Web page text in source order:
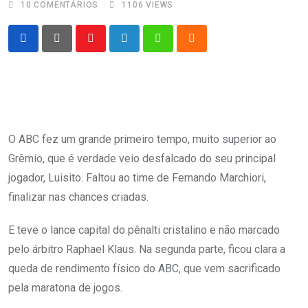
10 COMENTÁRIOS 1106 VIEWS
O ABC fez um grande primeiro tempo, muito superior ao
Grêmio, que é verdade veio desfalcado do seu principal
jogador, Luisito. Faltou ao time de Fernando Marchiori,
finalizar nas chances criadas.
E teve o lance capital do pênalti cristalino e não marcado
pelo árbitro Raphael Klaus. Na segunda parte, ficou clara a
queda de rendimento físico do ABC, que vem sacrificado
pela maratona de jogos.